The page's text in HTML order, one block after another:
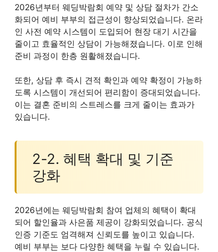
2026년부터 웨딩박람회 예약 및 상담 절차가 간소
화되어 예비 부부의 접근성이 향상되었습니다. 온라
인 사전 예약 시스템이 도입되어 현장 대기 시간을
줄이고 효율적인 상담이 가능해졌습니다. 이로 인해
준비 과정이 한층 원활해졌습니다.
또한, 상담 후 즉시 견적 확인과 예약 확정이 가능하
도록 시스템이 개선되어 편리함이 증대되었습니다.
이는 결혼 준비의 스트레스를 크게 줄이는 효과가
있습니다.
2-2. 혜택 확대 및 기준
강화
2026년에는 웨딩박람회 참여 업체의 혜택이 확대
되어 할인율과 사은품 제공이 강화되었습니다. 공식
인증 기준도 엄격해져 신뢰도를 높이고 있습니다.
예비 부부는 보다 다양한 혜택을 누릴 수 있습니다.